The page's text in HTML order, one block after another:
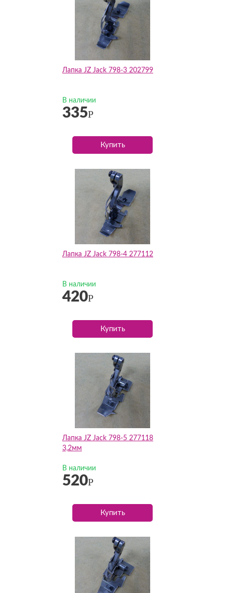
Лапка JZ Jack 798-3 202799
В наличии
335Р
Купить
Лапка JZ Jack 798-4 277112
В наличии
420Р
Купить
Лапка JZ Jack 798-5 277118
3,2мм
В наличии
520Р
Купить